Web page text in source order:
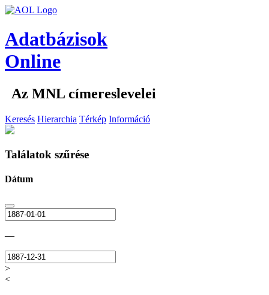
Adatbázisok
Online
Az MNL címereslevelei
Keresés Hierarchia Térkép Információ
Találatok szűrése
Dátum
—
>
<